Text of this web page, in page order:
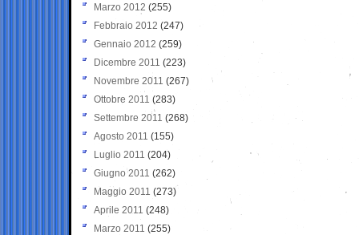
Marzo 2012 (255)
Febbraio 2012 (247)
Gennaio 2012 (259)
Dicembre 2011 (223)
Novembre 2011 (267)
Ottobre 2011 (283)
Settembre 2011 (268)
Agosto 2011 (155)
Luglio 2011 (204)
Giugno 2011 (262)
Maggio 2011 (273)
Aprile 2011 (248)
Marzo 2011 (255)